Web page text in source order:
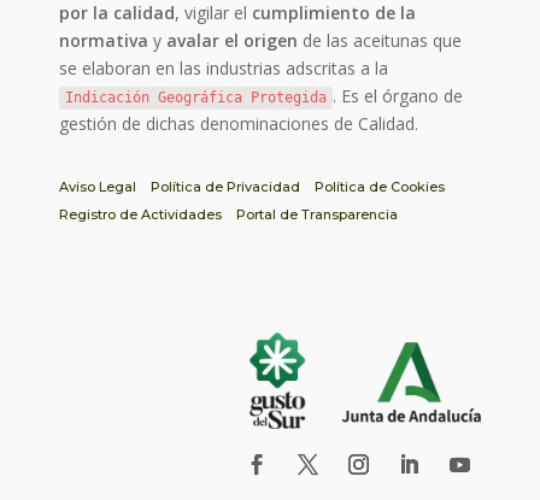
por la calidad, vigilar el cumplimiento de la
normativa y avalar el origen de las aceitunas que
se elaboran en las industrias adscritas a la
Indicación Geográfica Protegida . Es el órgano de
gestión de dichas denominaciones de Calidad.
Aviso Legal Política de Privacidad
Política de Cookies
Registro de Actividades
Portal de Transparencia